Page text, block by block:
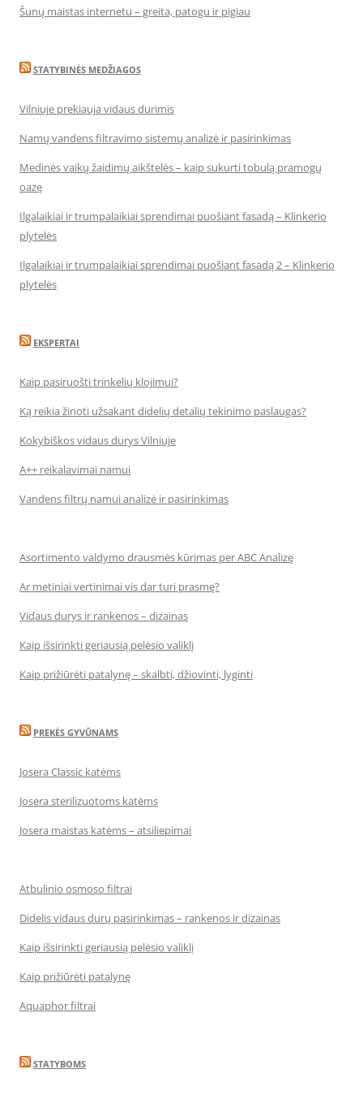
Šunų maistas internetu – greita, patogu ir pigiau
STATYBINĖS MEDŽIAGOS
Vilniuje prekiauja vidaus durimis
Namų vandens filtravimo sistemų analizė ir pasirinkimas
Medinės vaikų žaidimų aikštelės – kaip sukurti tobulą pramogų
oazę
Ilgalaikiai ir trumpalaikiai sprendimai puošiant fasadą – Klinkerio
plytelės
Ilgalaikiai ir trumpalaikiai sprendimai puošiant fasadą 2 – Klinkerio
plytelės
EKSPERTAI
Kaip pasiruošti trinkelių klojimui?
Ką reikia žinoti užsakant didelių detalių tekinimo paslaugas?
Kokybiškos vidaus durys Vilniuje
A++ reikalavimai namui
Vandens filtrų namui analizė ir pasirinkimas
Asortimento valdymo drausmės kūrimas per ABC Analizę
Ar metiniai vertinimai vis dar turi prasmę?
Vidaus durys ir rankenos – dizainas
Kaip išsirinkti geriausią pelėsio valiklį
Kaip prižiūrėti patalynę – skalbti, džiovinti, lyginti
PREKĖS GYVŪNAMS
Josera Classic katėms
Josera sterilizuotoms katėms
Josera maistas katėms – atsiliepimai
Atbulinio osmoso filtrai
Didelis vidaus durų pasirinkimas – rankenos ir dizainas
Kaip išsirinkti geriausią pelėsio valiklį
Kaip prižiūrėti patalynę
Aquaphor filtrai
STATYBOMS